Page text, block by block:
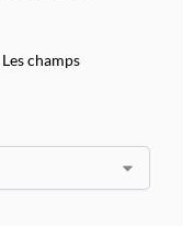
Les champs